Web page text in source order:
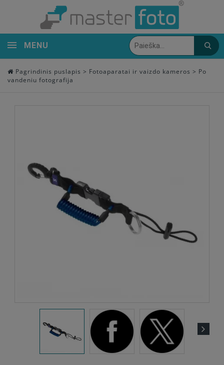
MENU
Pagrindinis puslapis > Fotoaparatai ir vaizdo kameros > Po
vandeniu fotografija